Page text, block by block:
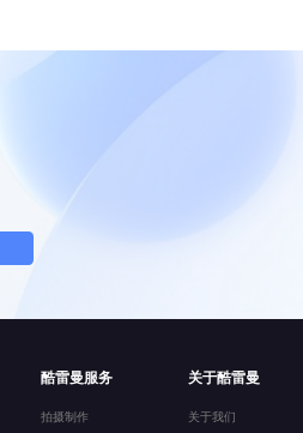
酷雷曼服务
拍摄制作
关于酷雷曼
关于我们